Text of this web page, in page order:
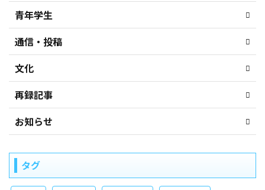
青年学生
通信・投稿
文化
再録記事
お知らせ
タグ